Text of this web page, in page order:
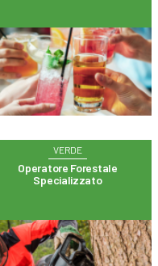
VERDE
Operatore Forestale
Specializzato